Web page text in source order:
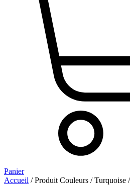
Panier
Accueil / Produit Couleurs / Turquoise